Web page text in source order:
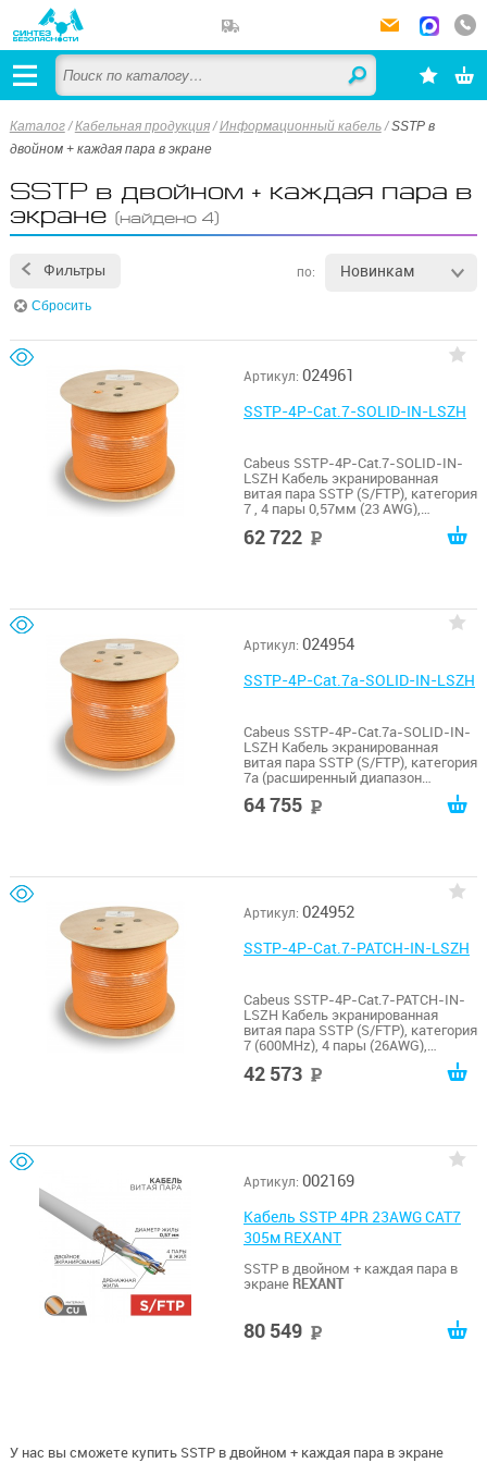
Каталог /Кабельная продукция /Информационный кабель /SSTP в
двойном + каждая пара в экране
SSTP в двойном + каждая пара в
экране (найдено 4)
Фильтры по: Новинкам
Сбросить
Артикул: 024961
SSTP-4P-Cat.7-SOLID-IN-LSZH
Cabeus SSTP-4P-Cat.7-SOLID-IN-
LSZH Кабель экранированная
витая пара SSTP (S/FTP), категория
7 , 4 пары 0,57мм (23 AWG),
одножильный (solid), LSZH (305 м)
62 722
Артикул: 024954
SSTP-4P-Cat.7a-SOLID-IN-LSZH
Cabeus SSTP-4P-Cat.7a-SOLID-IN-
LSZH Кабель экранированная
витая пара SSTP (S/FTP), категория
7a (расширенный диапазон
пары (23 AWG), одножильный
64 755
Артикул: 024952
SSTP-4P-Cat.7-PATCH-IN-LSZH
Cabeus SSTP-4P-Cat.7-PATCH-IN-
LSZH Кабель экранированная
витая пара SSTP (S/FTP), категория
7 (600MHz), 4 пары (26AWG),
многожильный (patch), LSZH (305
м)
42 573
Артикул: 002169
Кабель SSTP 4PR 23AWG CAT7
305м REXANT
SSTP в двойном + каждая пара в
экране REXANT
80 549
У нас вы сможете купить SSTP в двойном + каждая пара в экране